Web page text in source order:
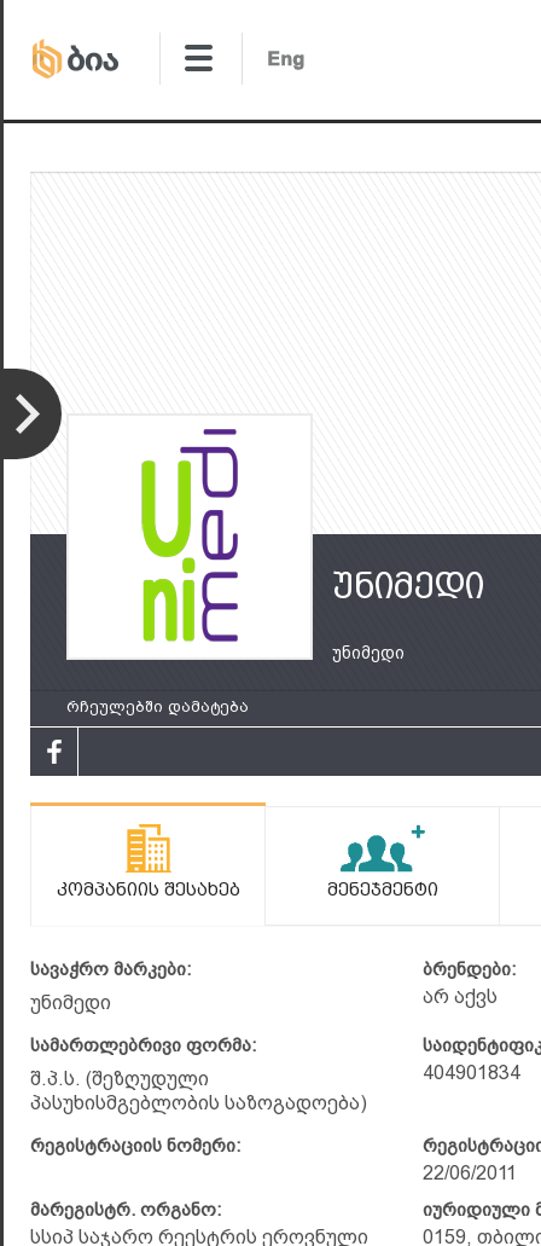
უნიმედი
უნიმედი
რჩეულებში დამატება
Კომპანიის Შესახებ Მენეჯმენტი
სავაჭრო მარკები:
უნიმედი
ბრენდები:
არ აქვს
სამართლებრივი ფორმა:
შ.პ.ს. (შეზღუდული
პასუხისმგებლობის საზოგადოება)
404901834
რეგისტრაციის ნომერი:
22/06/2011
მარეგისტრ. ორგანო:
სსიპ საჯარო რეესტრის ეროვნული
იურიდიული
0159,